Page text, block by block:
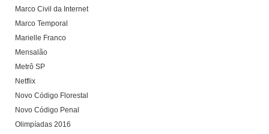
Marco Civil da Internet
Marco Temporal
Marielle Franco
Mensalão
Metrô SP
Netflix
Novo Código Florestal
Novo Código Penal
Olimpíadas 2016